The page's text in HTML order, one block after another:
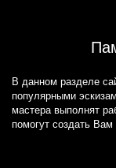
В данном разделе
популярными
мастера выполнят
помогут создать